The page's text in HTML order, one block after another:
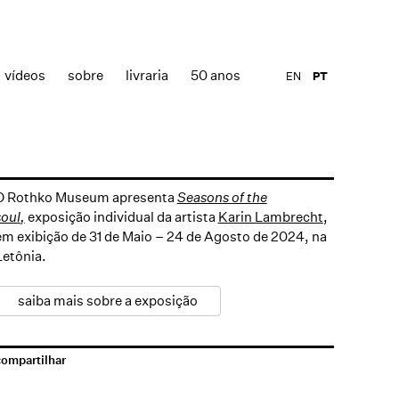
vídeos sobre livraria 50 anos PT
EN
Rothko Museum apresentaSeasons of the
, exposição individual da artista Karin Lambrecht,
exibição de 31 de Maio – 24 de Agosto de 2024, na
saiba mais sobre a exposição